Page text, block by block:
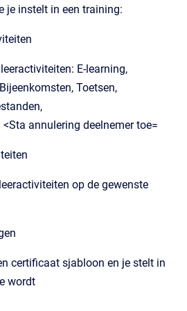
je instelt in een training:
E-learning,
Toetsen,
annulering deelnemer toe=
op de gewenste
certificaat sjabloon en je stelt in
wordt